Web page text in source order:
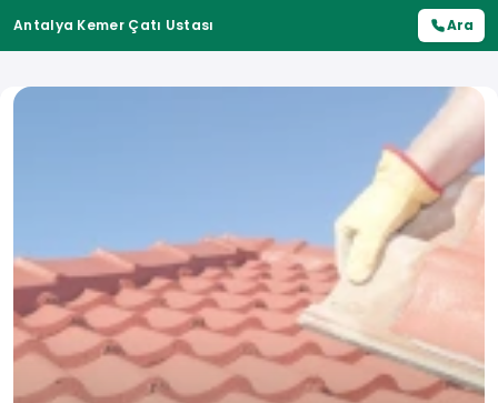
Antalya Kemer Çatı Ustası Ara